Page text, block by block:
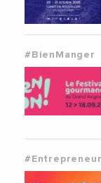
#BienManger